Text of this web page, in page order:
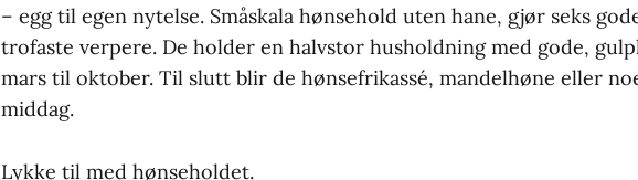
– egg til egen nytelse. Småskala hønsehold uten hane, gjør seks
trofaste verpere. De holder en halvstor husholdning med gode,
mars til oktober. Til slutt blir de hønsefrikassé, mandelhøne eller
middag.
Lykke til med hønseholdet.